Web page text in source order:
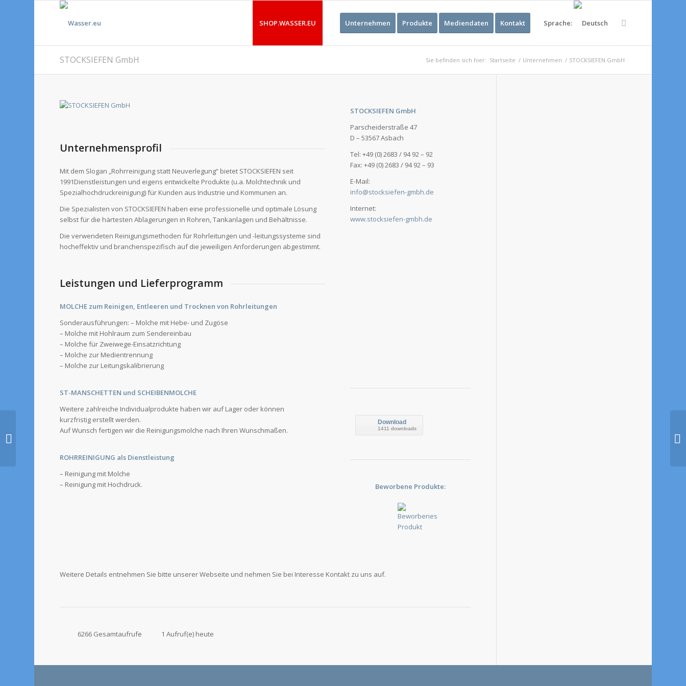
SHOP.WASSER.EU Unternehmen Produkte Mediendaten Kontakt Sprache:
STOCKSIEFEN GmbH Sie befinden sich hier: Startseite / Unternehmen / STOCKSIEFEN GmbH
Unternehmensprofil
Mit dem Slogan „Rohrreinigung statt Neuverlegung“ bietet STOCKSIEFEN seit
1991Dienstleistungen und eigens entwickelte Produkte (u.a. Molchtechnik und
Spezialhochdruckreinigung) für Kunden aus Industrie und Kommunen an.
Die Spezialisten von STOCKSIEFEN haben eine professionelle und optimale Lösung
selbst für die härtesten Ablagerungen in Rohren, Tankanlagen und Behältnisse.
Die verwendeten Reinigungsmethoden für Rohrleitungen und -leitungssysteme sind
hocheffektiv und branchenspezifisch auf die jeweiligen Anforderungen abgestimmt.
Leistungen und Lieferprogramm
MOLCHE zum Reinigen, Entleeren und Trocknen von Rohrleitungen
Sonderausführungen: – Molche mit Hebe- und Zugöse
– Molche mit Hohlraum zum Sendereinbau
– Molche für Zweiwege-Einsatzrichtung
– Molche zur Medientrennung
– Molche zur Leitungskalibrierung
ST-MANSCHETTEN und SCHEIBENMOLCHE
Weitere zahlreiche Individualprodukte haben wir auf Lager oder können
kurzfristig erstellt werden.
Auf Wunsch fertigen wir die Reinigungsmolche nach Ihren Wunschmaßen.
ROHRREINIGUNG als Dienstleistung
– Reinigung mit Molche
– Reinigung mit Hochdruck.
STOCKSIEFEN GmbH
Parscheiderstraße 47
D – 53567 Asbach
Tel: +49 (0) 2683 / 94 92 – 92
Fax: +49 (0) 2683 / 94 92 – 93
E-Mail:
info@stocksiefen-gmbh.de
Internet:
www.stocksiefen-gmbh.de
Download
1411 downloads
Beworbene Produkte:
Weitere Details entnehmen Sie bitte unserer Webseite und nehmen Sie bei Interesse Kontakt zu uns auf.
6266 Gesamtaufrufe 1 Aufruf(e) heute